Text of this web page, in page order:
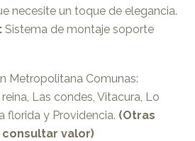
necesite un toque de elegancia.
Sistema de montaje soporte
Metropolitana Comunas:
Las condes, Vitacura, Lo
florida y Providencia. (Otras
valor)